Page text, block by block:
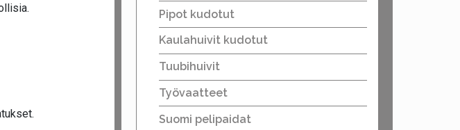
Pipot kudotut
Kaulahuivit kudotut
Tuubihuivit
Työvaatteet
Suomi pelipaidat